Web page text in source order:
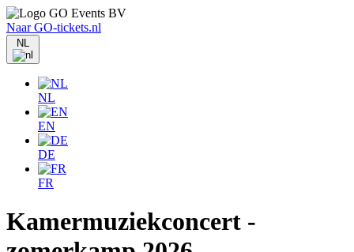
Naar GO-tickets.nl
NL
NL
EN
DE
FR
Kamermuziekconcert -